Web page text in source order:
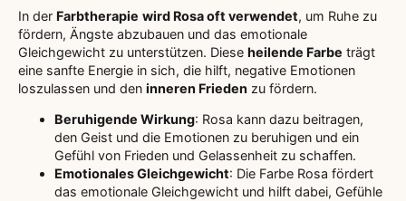
In der Farbtherapie wird Rosa oft verwendet, um Ruhe zu
fördern, Ängste abzubauen und das emotionale
Gleichgewicht zu unterstützen. Diese heilende Farbe trägt
eine sanfte Energie in sich, die hilft, negative Emotionen
loszulassen und den inneren Frieden zu fördern.
Beruhigende Wirkung: Rosa kann dazu beitragen,
den Geist und die Emotionen zu beruhigen und ein
Gefühl von Frieden und Gelassenheit zu schaffen.
Emotionales Gleichgewicht: Die Farbe Rosa fördert
das emotionale Gleichgewicht und hilft dabei, Gefühle